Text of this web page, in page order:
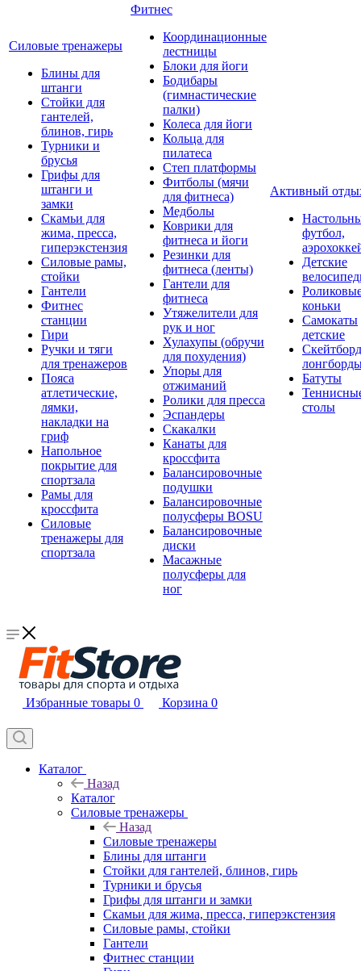
Силовые тренажеры
Блины для
штанги
Стойки для
гантелей,
блинов, гирь
Турники и
брусья
Грифы для
штанги и
замки
Скамьи для
жима, пресса,
гиперэкстензия
Силовые рамы,
стойки
Гантели
Фитнес
станции
Гири
Ручки и тяги
для тренажеров
Пояса
атлетические,
лямки,
накладки на
гриф
Напольное
покрытие для
спортзала
Рамы для
кроссфита
Силовые
тренажеры для
спортзала
Фитнес
Координационные
лестницы
Блоки для йоги
Бодибары
(гимнастические
палки)
Колеса для йоги
Кольца для
пилатеса
Степ платформы
Фитболы (мячи
для фитнеса)
Медболы
Коврики для
фитнеса и йоги
Резинки для
фитнеса (ленты)
Гантели для
фитнеса
Утяжелители для
рук и ног
Хулахупы (обручи
для похудения)
Упоры для
отжиманий
Ролики для пресса
Эспандеры
Скакалки
Канаты для
кроссфита
Балансировочные
подушки
Балансировочные
полусферы BOSU
Балансировочные
диски
Масажные
полусферы для
ног
Активный
футбол,
Детские
коньки
Самокаты
детские
Батуты
столы
Избранные товары 0 Корзина 0
Каталог
Назад
Каталог
Силовые тренажеры
Назад
Силовые тренажеры
Блины для штанги
Стойки для гантелей, блинов, гирь
Турники и брусья
Грифы для штанги и замки
Скамьи для жима, пресса, гиперэкстензия
Силовые рамы, стойки
Гантели
Фитнес станции